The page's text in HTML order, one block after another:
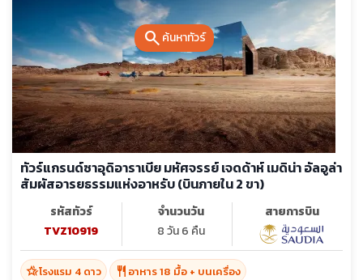
search
searchค้นหาทัวร์
ทัวร์แกรนด์ซาอุดิอาราเบีย มหัศจรรย์ เจดด้าห์ เมดิน่า อัลอูล่า
สัมผัสอารยธรรมแห่งอาหรับ (บินภายใน 2 ขา)
รหัสทัวร์
TVZ10919
จำนวนวัน
8 วัน 6 คืน
สายการบิน
hotel_classโรงแรม 4 ดาว restaurant อาหาร 18 มื้อ + บนเครื่อง